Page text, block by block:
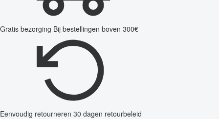
Gratis bezorging Bij bestellingen boven 300€
Eenvoudig retourneren 30 dagen retourbeleid